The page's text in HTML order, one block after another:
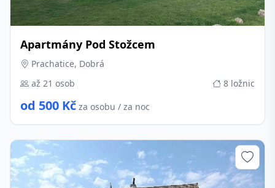
Apartmány Pod Stožcem
Prachatice, Dobrá
až 21 osob
8 ložnic
od 500 Kč za osobu / za noc